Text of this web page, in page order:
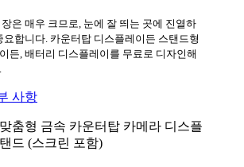
은 매우 크므로, 눈에 잘 띄는 곳에 진열하
요합니다. 카운터탑 디스플레이든 스탠드형
든, 배터리 디스플레이를 무료로 디자인해
사항